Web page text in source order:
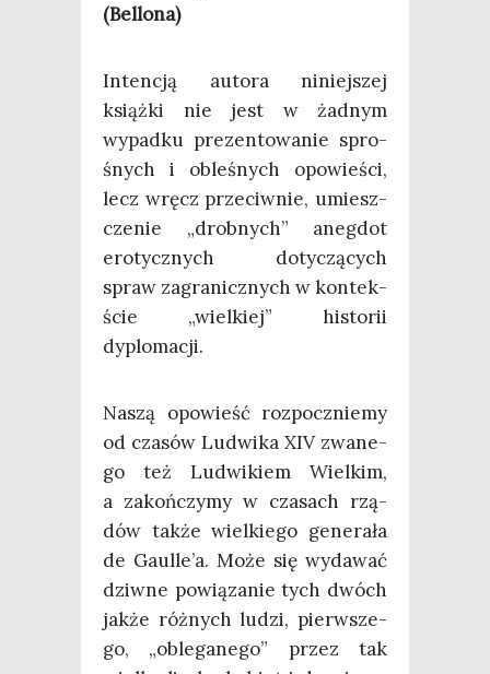
(Bel­lo­na)
Inten­cją auto­ra niniej­szej
książ­ki nie jest w żad­nym
wypad­ku pre­zen­to­wa­nie spro­
śnych i oble­śnych opo­wie­ści,
lecz wręcz prze­ciw­nie, umiesz­
cze­nie „drob­nych” aneg­dot
erotycz­nych doty­czą­cych
spraw zagra­nicz­nych w kon­tek­
ście „wiel­kiej” histo­rii
dyplomacji.
Naszą opo­wieść roz­pocz­nie­my
od cza­sów Ludwi­ka XIV zwa­ne­
go też Ludwi­kiem Wiel­kim,
a zakoń­czy­my w cza­sach rzą­
dów tak­że wiel­kie­go gene­ra­ła
de Gaulle’a. Może się wyda­wać
dziw­ne powią­za­nie tych dwóch
jak­że róż­nych ludzi, pierw­sze­
go, „oble­ga­ne­go” przez tak